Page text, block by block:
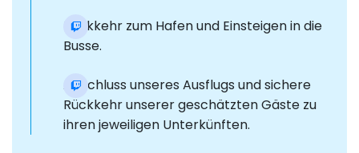
Rückkehr zum Hafen und Einsteigen in die
Busse.
Abschluss unseres Ausflugs und sichere
Rückkehr unserer geschätzten Gäste zu
ihren jeweiligen Unterkünften.